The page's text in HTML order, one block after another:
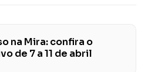
na Mira: confira o
de 7 a 11 de abril